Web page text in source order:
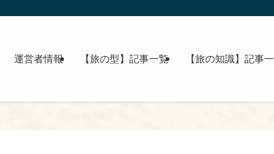
運営者情報 【旅の型】記事一覧 【旅の知識】記事